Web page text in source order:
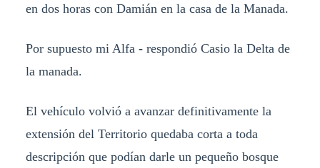
en dos horas con Damián en la casa de la Manada.
Por supuesto mi Alfa - respondió Casio la Delta de
la manada.
El vehículo volvió a avanzar definitivamente la
extensión del Territorio quedaba corta a toda
descripción que podían darle un pequeño bosque